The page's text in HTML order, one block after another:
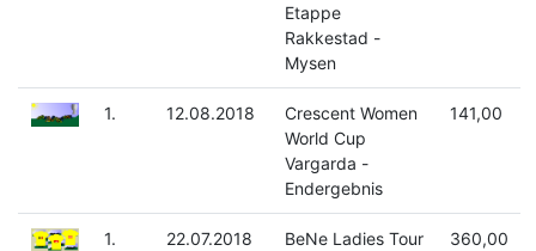
Etappe
Rakkestad -
Mysen
1. 12.08.2018
Crescent Women
World Cup
Vargarda -
Endergebnis
141,00
1. 22.07.2018
BeNe Ladies Tour
360,00